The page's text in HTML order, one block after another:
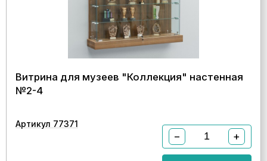
Витрина для музеев "Коллекция" настенная
№2-4
Артикул 77371
− +